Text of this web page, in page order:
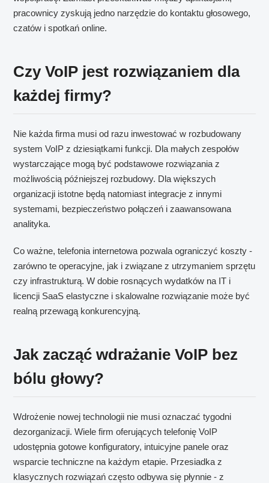
pracownicy zyskują jedno narzędzie do kontaktu głosowego,
czatów i spotkań online.
Czy VoIP jest rozwiązaniem dla
każdej firmy?
Nie każda firma musi od razu inwestować w rozbudowany
system VoIP z dziesiątkami funkcji. Dla małych zespołów
wystarczające mogą być podstawowe rozwiązania z
możliwością późniejszej rozbudowy. Dla większych
organizacji istotne będą natomiast integracje z innymi
systemami, bezpieczeństwo połączeń i zaawansowana
analityka.
Co ważne, telefonia internetowa pozwala ograniczyć koszty -
zarówno te operacyjne, jak i związane z utrzymaniem sprzętu
czy infrastrukturą. W dobie rosnących wydatków na IT i
licencji SaaS elastyczne i skalowalne rozwiązanie może być
realną przewagą konkurencyjną.
Jak zacząć wdrażanie VoIP bez
bólu głowy?
Wdrożenie nowej technologii nie musi oznaczać tygodni
dezorganizacji. Wiele firm oferujących telefonię VoIP
udostępnia gotowe konfiguratory, intuicyjne panele oraz
wsparcie techniczne na każdym etapie. Przesiadka z
klasycznych rozwiązań często odbywa się płynnie - z